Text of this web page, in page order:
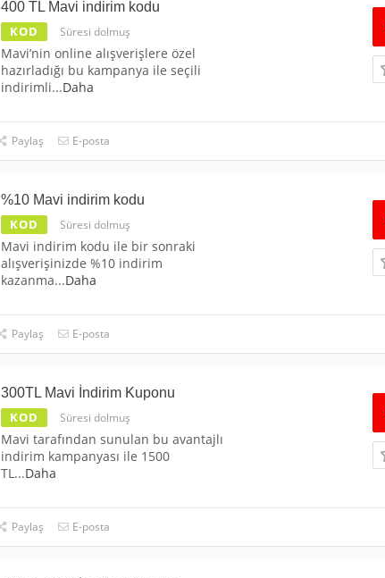
400 TL Mavi indirim kodu
KOD Süresi dolmuş
Mavi’nin online alışverişlere özel
hazırladığı bu kampanya ile seçili
indirimli...Daha
Paylaş E-posta
%10 Mavi indirim kodu
KOD Süresi dolmuş
Mavi indirim kodu ile bir sonraki
alışverişinizde %10 indirim
kazanma...Daha
Paylaş E-posta
300TL Mavi İndirim Kuponu
KOD Süresi dolmuş
Mavi tarafından sunulan bu avantajlı
indirim kampanyası ile 1500
TL...Daha
Paylaş E-posta